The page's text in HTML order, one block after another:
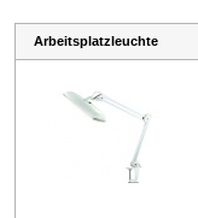
Arbeitsplatzleuchte